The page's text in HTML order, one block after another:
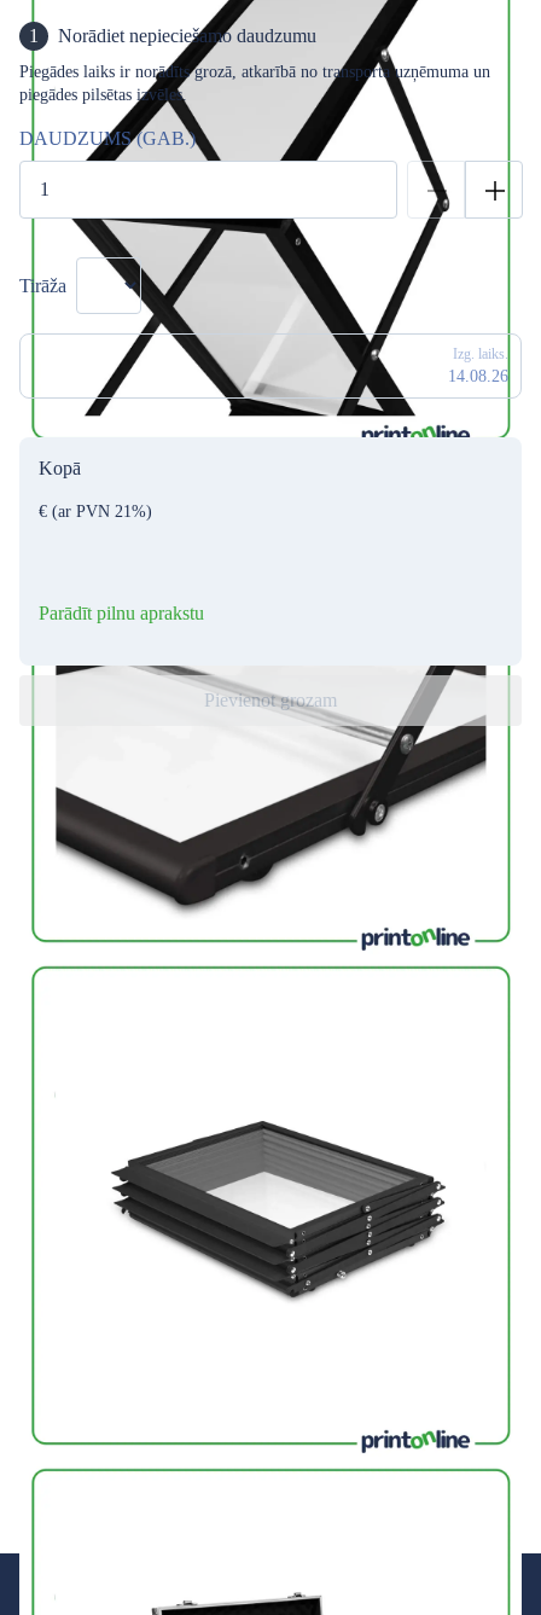
1 Norādiet nepieciešamo daudzumu
Piegādes laiks ir norādīts grozā, atkarībā no transporta uzņēmuma un
piegādes pilsētas izvēles.
DAUDZUMS (GAB.)
Tirāža
Izg. laiks.
14.08.26
Kopā
€ (ar PVN 21%)
Parādīt pilnu aprakstu
Pievienot grozam